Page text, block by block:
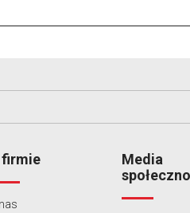
firmie
Media